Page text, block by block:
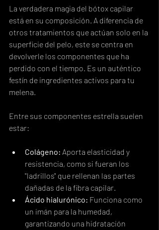
La verdadera magia del bótox capilar
está en su composición. A diferencia de
otros tratamientos que actúan solo en la
superficie del pelo, este se centra en
devolverle los componentes que ha
perdido con el tiempo. Es un auténtico
festín de ingredientes activos para tu
melena.
Entre sus componentes estrella suelen
estar:
Colágeno: Aporta elasticidad y
resistencia, como si fueran los
"ladrillos" que rellenan las partes
dañadas de la fibra capilar.
Ácido hialurónico: Funciona como
un imán para la humedad,
garantizando una hidratación